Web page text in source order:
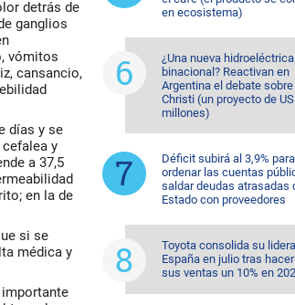
detrás de
ganglios
vómitos
cansancio,
días y se
y
a 37,5
en la de
si se
médica y
en ecosistema)
¿Una nueva hidroeléctrica
binacional? Reactivan en
Argentina el debate
Christi (un proyecto de
millones)
Déficit subirá al 3,9% para
ordenar las cuentas
saldar deudas atrasadas
Estado con proveedores
Toyota consolida su
España en julio tras
sus ventas un 10% en